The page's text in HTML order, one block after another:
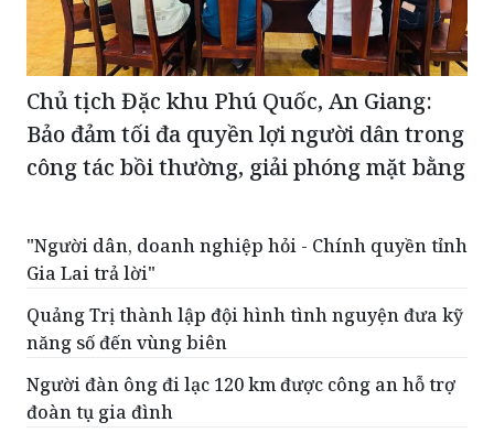
Chủ tịch Đặc khu Phú Quốc, An Giang:
công tác bồi thường, giải phóng mặt bằng
"Người dân, doanh nghiệp hỏi - Chính quyền tỉnh
Gia Lai trả lời"
Quảng Trị thành lập đội hình tình nguyện đưa kỹ
năng số đến vùng biên